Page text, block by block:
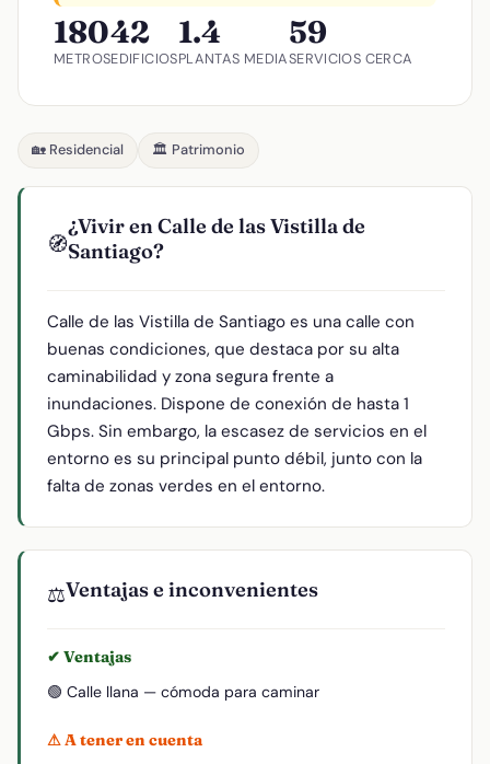
180
METROS
42
EDIFICIOS
1.4
PLANTAS MEDIA
59
SERVICIOS CERCA
🏡 Residencial 🏛️ Patrimonio
🧭
¿Vivir en Calle de las Vistilla de
Santiago?
Calle de las Vistilla de Santiago es una calle con
buenas condiciones, que destaca por su alta
caminabilidad y zona segura frente a
inundaciones. Dispone de conexión de hasta 1
Gbps. Sin embargo, la escasez de servicios en el
entorno es su principal punto débil, junto con la
falta de zonas verdes en el entorno.
⚖️Ventajas e inconvenientes
✔ Ventajas
🟢 Calle llana — cómoda para caminar
⚠ A tener en cuenta